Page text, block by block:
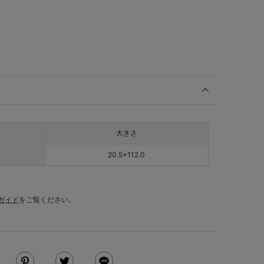
大きさ
20.5×112.0
イドをご覧ください。